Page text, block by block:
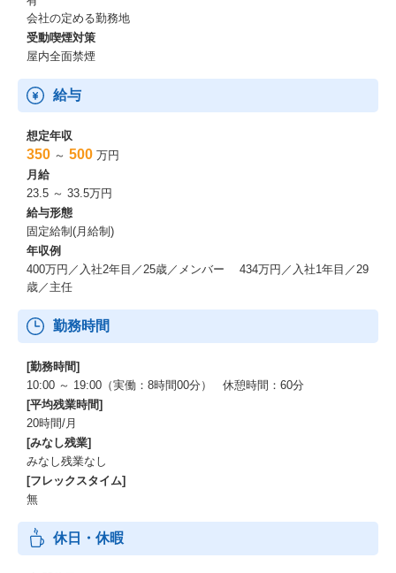
会社の定める勤務地
受動喫煙対策
屋内全面禁煙
給与
想定年収
350 ～ 500 万円
月給
23.5 ～ 33.5万円
給与形態
固定給制(月給制)
年収例
400万円／入社2年目／25歳／メンバー 434万円／入社1年目／29
歳／主任
勤務時間
[勤務時間]
10:00 ～ 19:00（実働：8時間00分） 休憩時間：60分
[平均残業時間]
20時間/月
[みなし残業]
みなし残業なし
[フレックスタイム]
無
休日・休暇